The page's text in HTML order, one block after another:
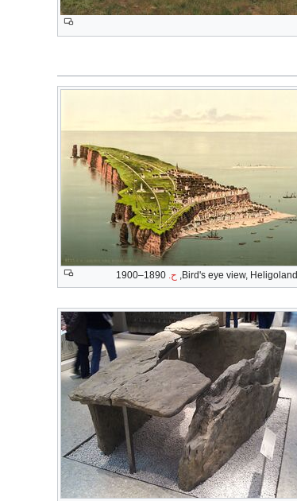
Bird's eye view, Heligoland, ح.